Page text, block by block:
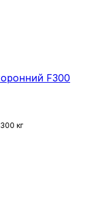
F300
кг